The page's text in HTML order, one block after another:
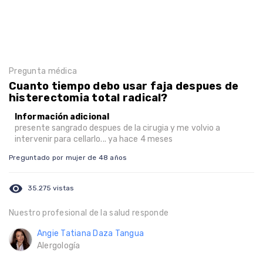
Pregunta médica
Cuanto tiempo debo usar faja despues de
histerectomia total radical?
Información adicional
presente sangrado despues de la cirugia y me volvio a
intervenir para cellarlo... ya hace 4 meses
Preguntado por mujer de 48 años
visibility 35.275 vistas
Nuestro profesional de la salud responde
Angie Tatiana Daza Tangua
Alergología